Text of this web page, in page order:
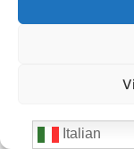
Italian